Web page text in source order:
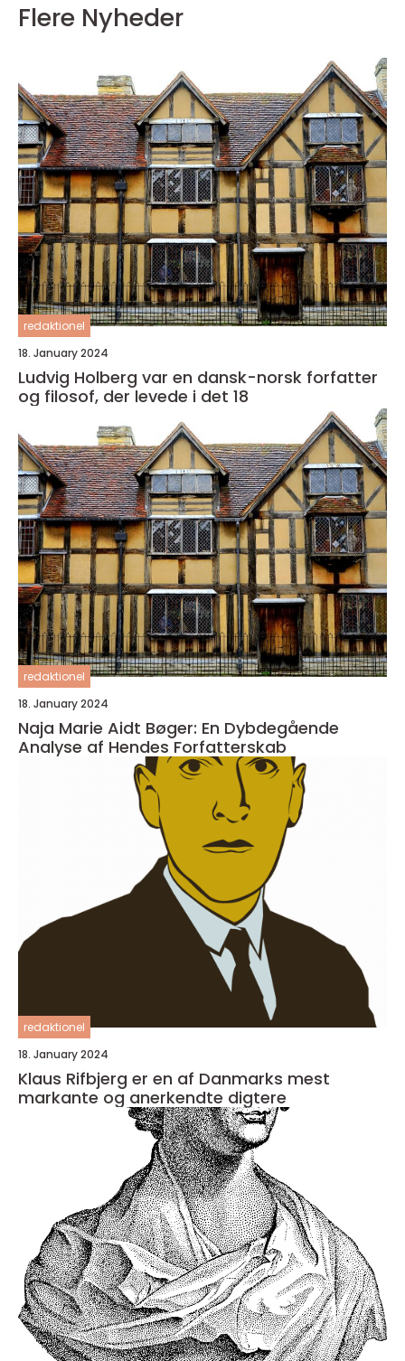
Flere Nyheder
redaktionel
18. January 2024
Ludvig Holberg var en dansk-norsk forfatter
og filosof, der levede i det 18
redaktionel
18. January 2024
Naja Marie Aidt Bøger: En Dybdegående
Analyse af Hendes Forfatterskab
redaktionel
18. January 2024
Klaus Rifbjerg er en af Danmarks mest
markante og anerkendte digtere